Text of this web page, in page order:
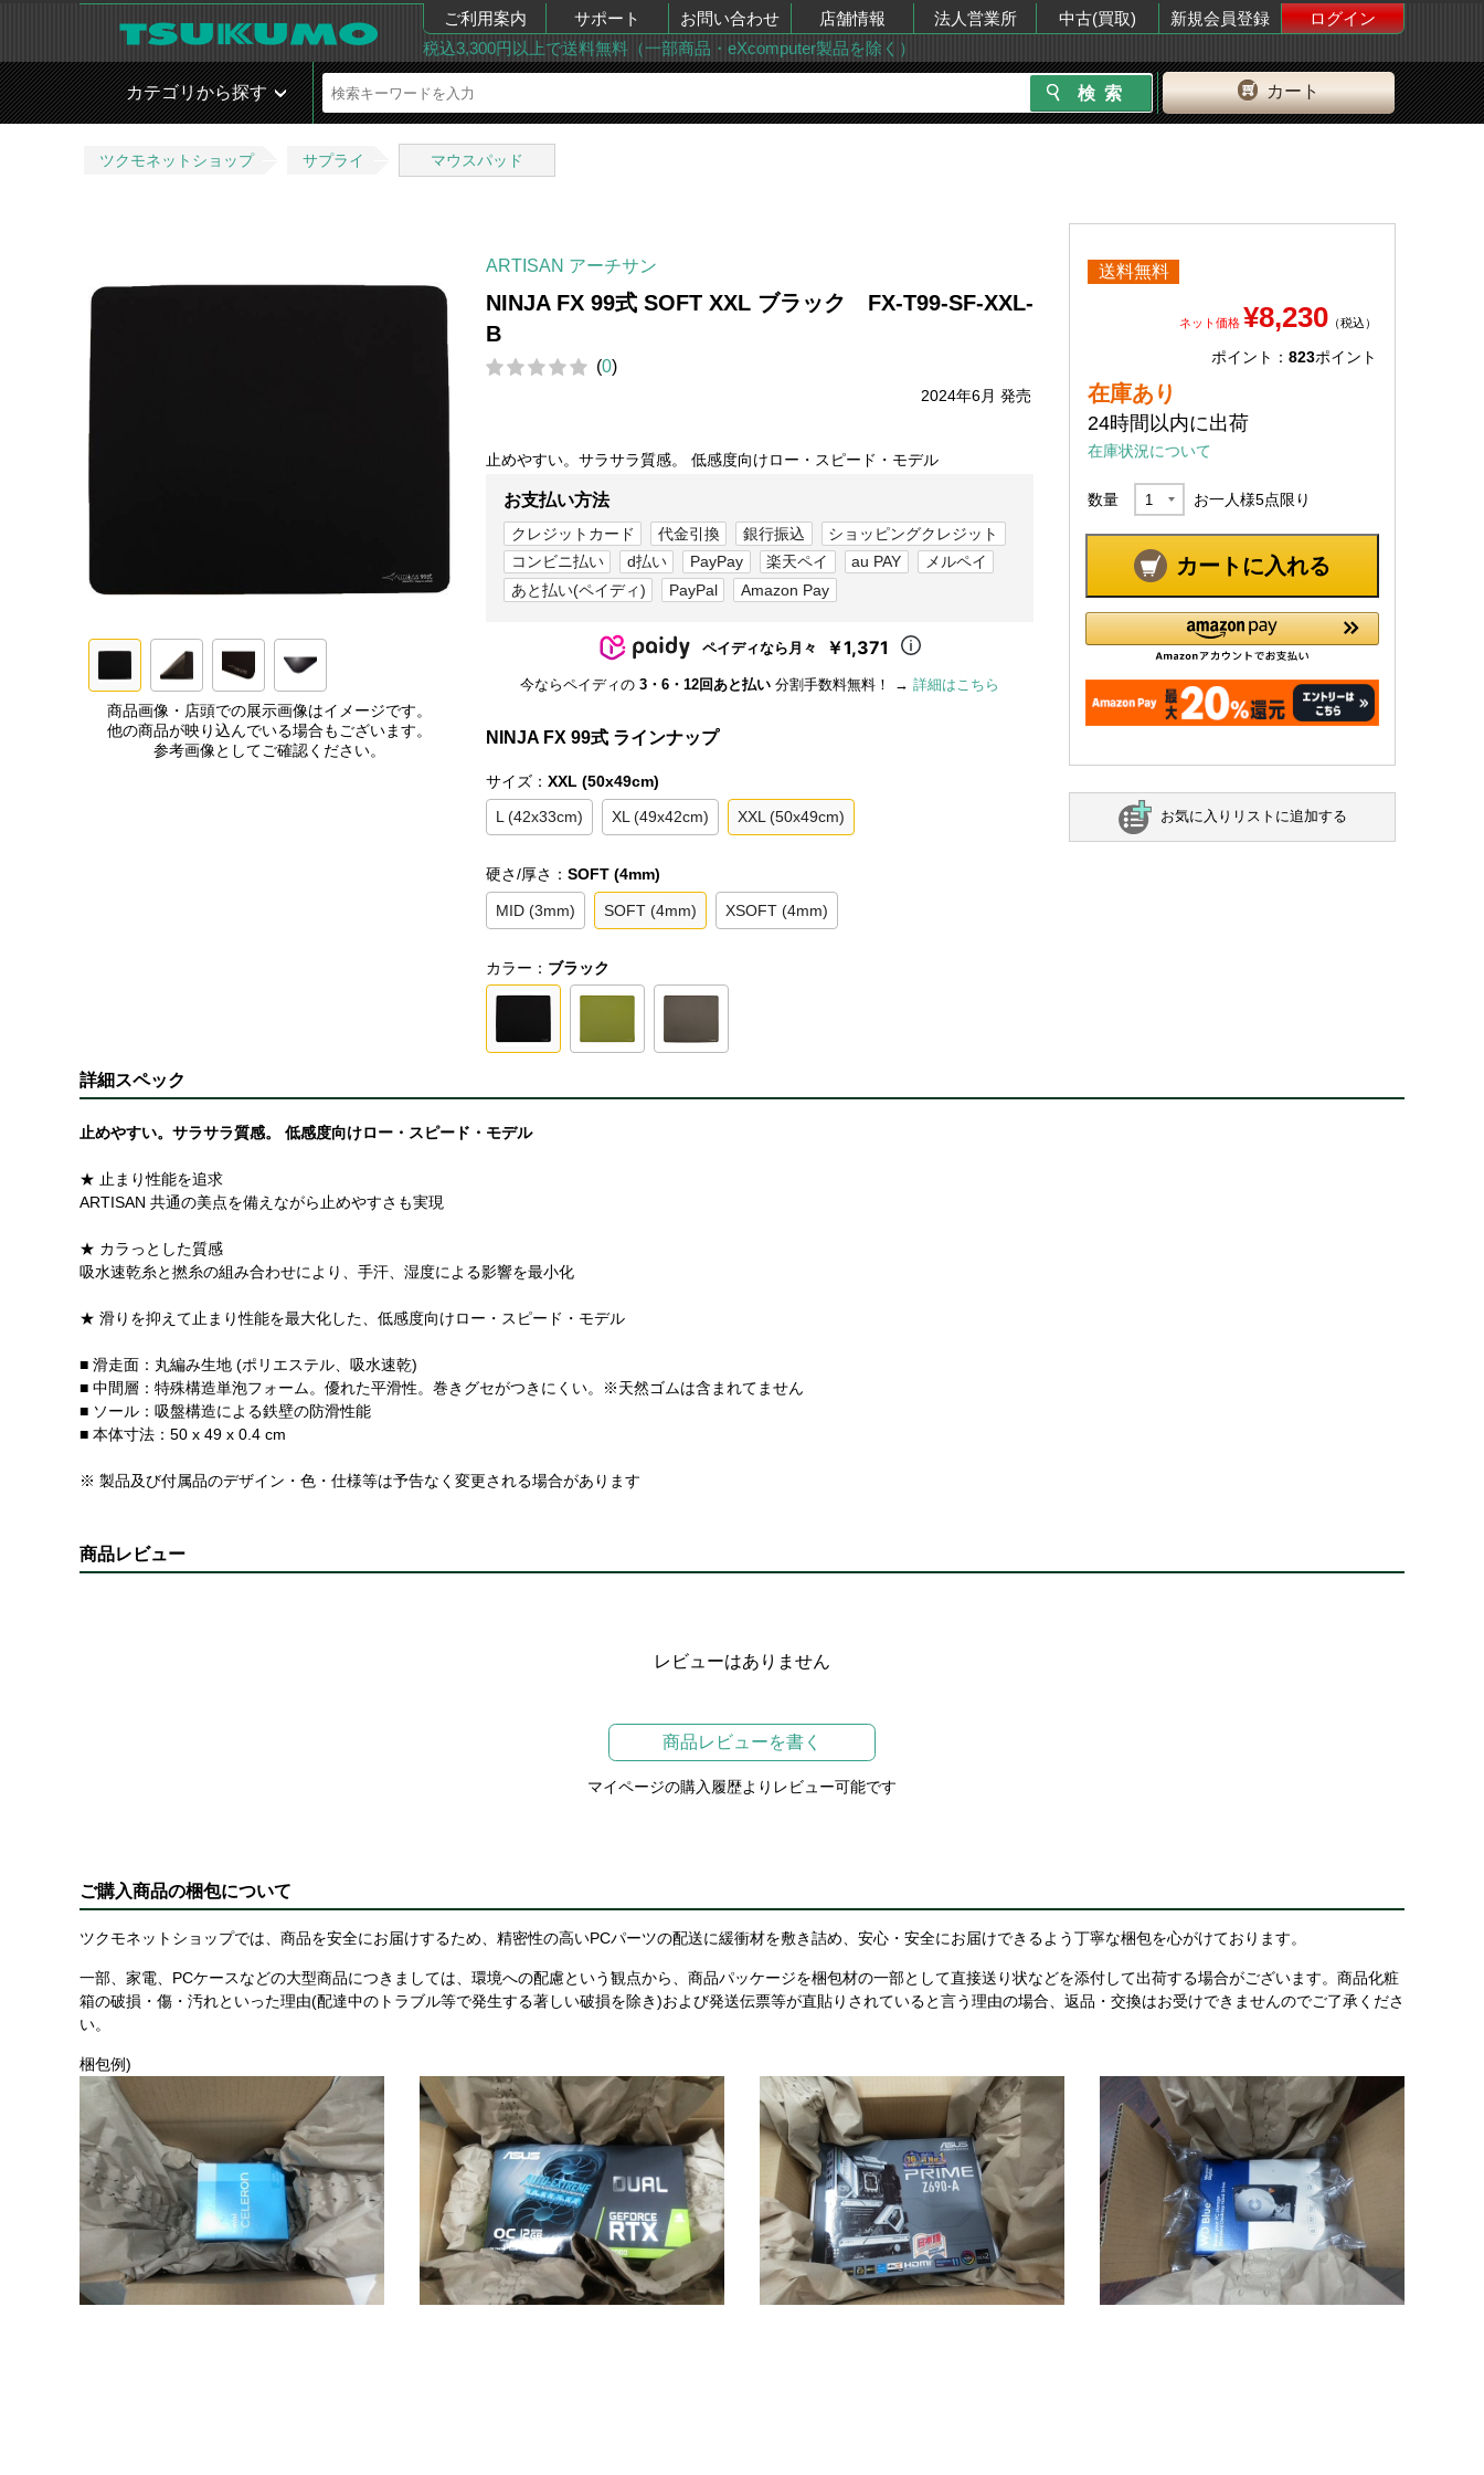
ご利用案内 サポート お問い合わせ 店舗情報 法人営業所 中古(買取) 新規会員登録
ログイン
税込3,300円以上で送料無料（一部商品・eXcomputer製品を除く）
カート
カテゴリから探す
ツクモネットショップ サプライ マウスパッド
商品画像・店頭での展示画像はイメージです。
他の商品が映り込んでいる場合もございます。
参考画像としてご確認ください。
ARTISAN アーチサン
NINJA FX 99式 SOFT XXL ブラック FX-T99-SF-XXL-
B
(0)
2024年6月 発売
止めやすい。サラサラ質感。 低感度向けロー・スピード・モデル
お支払い方法
クレジットカード 代金引換 銀行振込
ショッピングクレジット
コンビニ払い
d払い PayPay 楽天ペイ au PAY
メルペイ
あと払い(ペイディ)
PayPal Amazon Pay
ペイディなら月々 ￥1,371
今ならペイディの 3・6・12回あと払い 分割手数料無料！ → 詳細はこちら
NINJA FX 99式 ラインナップ
サイズ： XXL (50x49cm)
L (42x33cm) XL (49x42cm) XXL (50x49cm)
硬さ/厚さ： SOFT (4mm)
MID (3mm) SOFT (4mm) XSOFT (4mm)
カラー： ブラック
送料無料
ネット価格 ¥8,230 （税込）
ポイント： 823ポイント
在庫あり
24時間以内に出荷
在庫状況について
数量 お一人様5点限り
カートに入れる
お気に入りリストに追加する
詳細スペック
止めやすい。サラサラ質感。 低感度向けロー・スピード・モデル
★ 止まり性能を追求
ARTISAN 共通の美点を備えながら止めやすさも実現
★ カラっとした質感
吸水速乾糸と撚糸の組み合わせにより、手汗、湿度による影響を最小化
★ 滑りを抑えて止まり性能を最大化した、低感度向けロー・スピード・モデル
■ 滑走面：丸編み生地 (ポリエステル、吸水速乾)
■ 中間層：特殊構造単泡フォーム。優れた平滑性。巻きグセがつきにくい。※天然ゴムは含まれてません
■ ソール：吸盤構造による鉄壁の防滑性能
■ 本体寸法：50 x 49 x 0.4 cm
※ 製品及び付属品のデザイン・色・仕様等は予告なく変更される場合があります
商品レビュー
レビューはありません
商品レビューを書く
マイページの購入履歴よりレビュー可能です
ご購入商品の梱包について
ツクモネットショップでは、商品を安全にお届けするため、精密性の高いPCパーツの配送に緩衝材を敷き詰め、安心・安全にお届けできるよう丁寧な梱包を心がけております。
一部、家電、PCケースなどの大型商品につきましては、環境への配慮という観点から、商品パッケージを梱包材の一部として直接送り状などを添付して出荷する場合がございます。商品化粧
箱の破損・傷・汚れといった理由(配達中のトラブル等で発生する著しい破損を除き)および発送伝票等が直貼りされていると言う理由の場合、返品・交換はお受けできませんのでご了承くださ
い。
梱包例)